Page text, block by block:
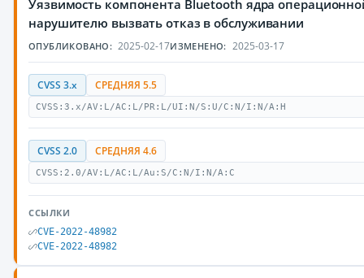
Уязвимость компонента Bluetooth ядра
нарушителю вызвать отказ в обслуживании
ОПУБЛИКОВАНО: 2025-02-17ИЗМЕНЕНО: 2025-03-17
CVSS 3.x СРЕДНЯЯ 5.5
CVSS:3.x/AV:L/AC:L/PR:L/UI:N/S:U/C:N/I:N/A:H
CVSS 2.0 СРЕДНЯЯ 4.6
CVSS:2.0/AV:L/AC:L/Au:S/C:N/I:N/A:C
ССЫЛКИ
CVE-2022-48982
CVE-2022-48982